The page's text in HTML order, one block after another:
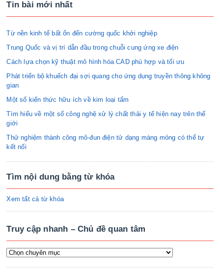
Tin bài mới nhất
Từ nền kinh tế bất ổn đến cường quốc khởi nghiệp
Trung Quốc và vị trí dẫn đầu trong chuỗi cung ứng xe điện
Cách lựa chọn kỹ thuật mô hình hóa CAD phù hợp và tối ưu
Phát triển bộ khuếch đại sợi quang cho ứng dụng truyền thông không
gian
Một số kiến thức hữu ích về kim loại tấm
Tìm hiểu về một số công nghệ xử lý chất thải y tế hiện nay trên thế
giới
Thử nghiệm thành công mô-đun điện tử dạng màng mỏng có thể tự
kết nối
Tìm nội dung bằng từ khóa
Xem tất cả từ khóa
Truy cập nhanh – Chủ đề quan tâm